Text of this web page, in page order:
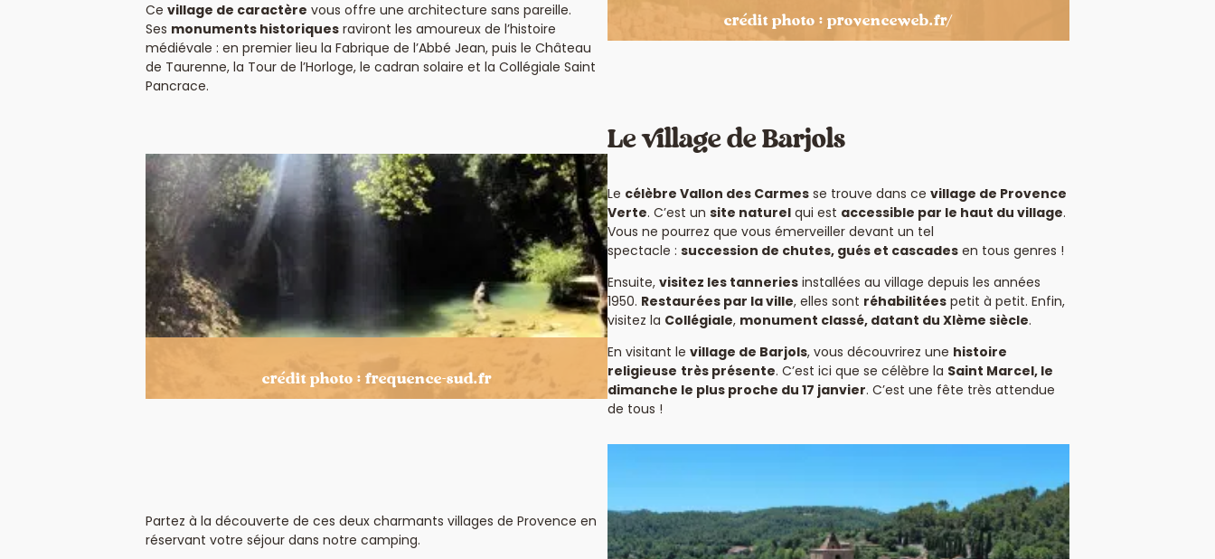
Cevillage de caractère vous offre une architecture sans pareille.
Ses monuments historiques raviront les amoureux de l’histoire
médiévale : en premier lieu la Fabrique de l’Abbé Jean, puis le Château
de Taurenne, la Tour de l’Horloge, le cadran solaire et la Collégiale Saint
Pancrace.
crédit photo : provenceweb.fr/
crédit photo : frequence-sud.fr
Le village de Barjols
Le célèbre Vallon des Carmes se trouve dans ce village de Provence
Verte. C’est un site naturel qui est accessible par le haut du village.
Vous ne pourrez que vous émerveiller devant un tel
spectacle : succession de chutes, gués et cascades en tous genres !
Ensuite, visitez les tanneries installées au village depuis les années
1950. Restaurées par la ville, elles sont réhabilitées petit à petit. Enfin,
visitez la Collégiale, monument classé, datant du XIème siècle.
En visitant le village de Barjols, vous découvrirez une histoire
religieuse très présente. C’est ici que se célèbre la Saint Marcel, le
dimanche le plus proche du 17 janvier. C’est une fête très attendue
de tous !
Partez à la découverte de ces deux charmants villages de Provence en
réservant votre séjour dans notre camping.